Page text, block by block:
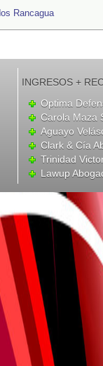
Rancagua
INGRESOS +
Optima
Carola Maza
Aguayo
Clark & Cía
Trinidad
Lawup